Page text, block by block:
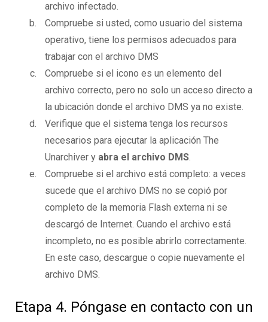
archivo infectado.
Compruebe si usted, como usuario del sistema
operativo, tiene los permisos adecuados para
trabajar con el archivo DMS
Compruebe si el icono es un elemento del
archivo correcto, pero no solo un acceso directo a
la ubicación donde el archivo DMS ya no existe.
Verifique que el sistema tenga los recursos
necesarios para ejecutar la aplicación The
Unarchiver y abra el archivo DMS.
Compruebe si el archivo está completo: a veces
sucede que el archivo DMS no se copió por
completo de la memoria Flash externa ni se
descargó de Internet. Cuando el archivo está
incompleto, no es posible abrirlo correctamente.
En este caso, descargue o copie nuevamente el
archivo DMS.
Etapa 4. Póngase en contacto con un